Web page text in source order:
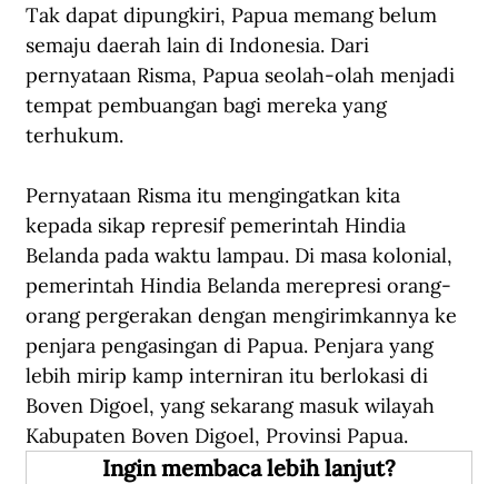
Tak dapat dipungkiri, Papua memang belum
semaju daerah lain di Indonesia. Dari
pernyataan Risma, Papua seolah-olah menjadi
tempat pembuangan bagi mereka yang
terhukum.
Pernyataan Risma itu mengingatkan kita
kepada sikap represif pemerintah Hindia
Belanda pada waktu lampau. Di masa kolonial,
pemerintah Hindia Belanda merepresi orang-
orang pergerakan dengan mengirimkannya ke
penjara pengasingan di Papua. Penjara yang
lebih mirip kamp interniran itu berlokasi di
Boven Digoel, yang sekarang masuk wilayah
Kabupaten Boven Digoel, Provinsi Papua.
Ingin membaca lebih lanjut?